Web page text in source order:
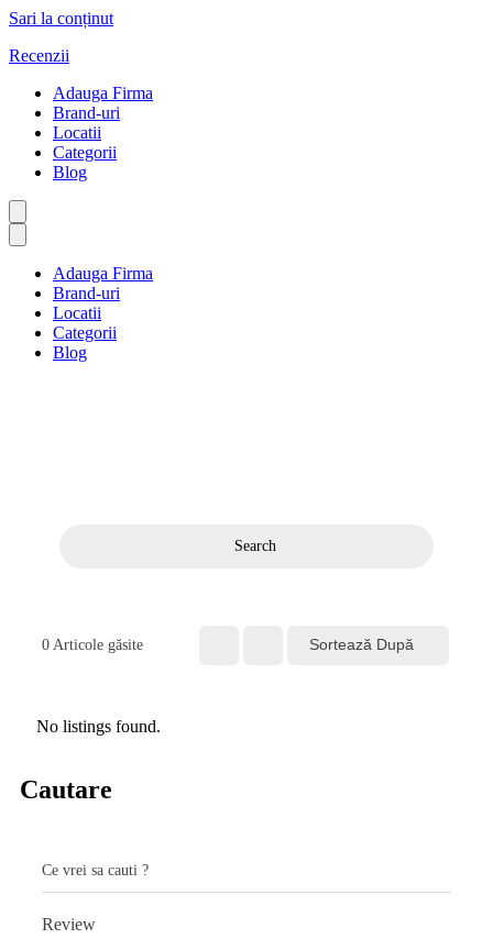
Sari la conținut
Recenzii
Adauga Firma
Brand-uri
Locatii
Categorii
Blog
Adauga Firma
Brand-uri
Locatii
Categorii
Blog
Search
0 Articole găsite Sortează După
No listings found.
Cautare
Ce vrei sa cauti ?
Review